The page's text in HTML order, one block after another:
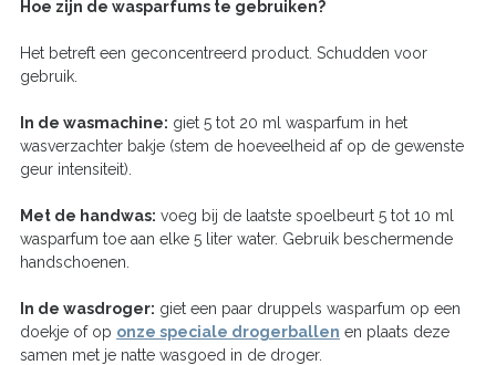
Hoe zijn de wasparfums te gebruiken?
Het betreft een geconcentreerd product. Schudden voor
gebruik.
In de wasmachine: giet 5 tot 20 ml wasparfum in het
wasverzachter bakje (stem de hoeveelheid af op de gewenste
geur intensiteit).
Met de handwas: voeg bij de laatste spoelbeurt 5 tot 10 ml
wasparfum toe aan elke 5 liter water. Gebruik beschermende
handschoenen.
In de wasdroger: giet een paar druppels wasparfum op een
doekje of op onze speciale drogerballen en plaats deze
samen met je natte wasgoed in de droger.